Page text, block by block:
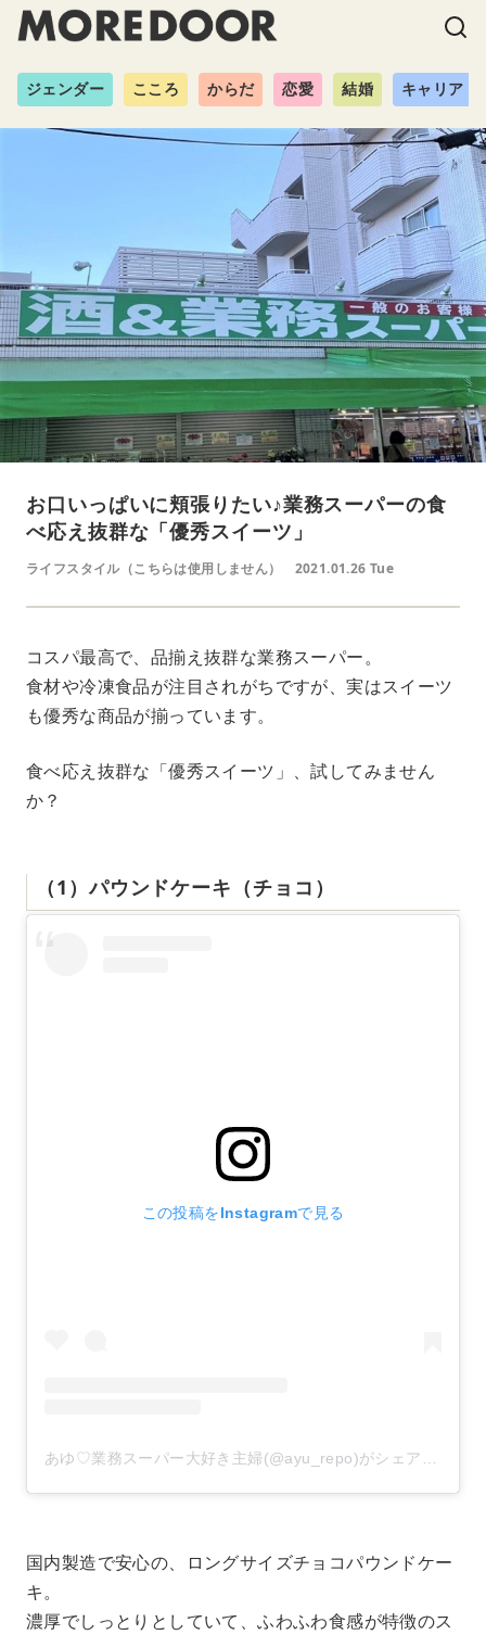
ジェンダー こころ からだ 恋愛 結婚 キャリア
お口いっぱいに頬張りたい♪業務スーパーの食
べ応え抜群な「優秀スイーツ」
ライフスタイル（こちらは使用しません） 2021.01.26 Tue
コスパ最高で、品揃え抜群な業務スーパー。
食材や冷凍食品が注目されがちですが、実はスイーツ
も優秀な商品が揃っています。
食べ応え抜群な「優秀スイーツ」、試してみません
か？
（1）パウンドケーキ（チョコ）
この投稿をInstagramで見る
あゆ♡業務スーパー大好き主婦(@ayu_repo)がシェアした投稿
国内製造で安心の、ロングサイズチョコパウンドケー
キ。
濃厚でしっとりとしていて、ふわふわ食感が特徴のス